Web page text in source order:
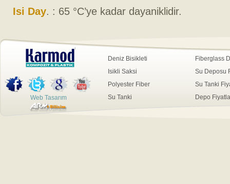
Isi Day. : 65 °C’ye kadar dayaniklidir.
Web Tasarım
Deniz Bisikleti
Fiberglass
Isikli Saksi
Su Deposu
Polyester Fiber
Su Tanki
Su Tanki
Depo